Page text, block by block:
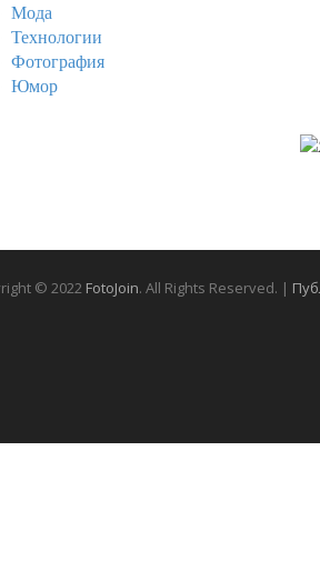
Мода
Технологии
Фотография
Юмор
© 2022 FotoJoin. All Rights Reserved. |